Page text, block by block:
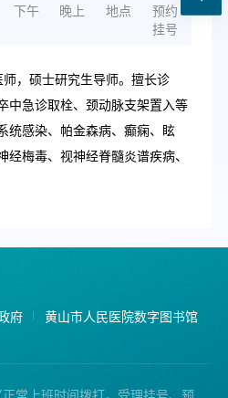
下午 晚上 地点
预约
挂号
，硕士研究生导师。擅长诊
中急诊取栓、颈动脉支架置入等
统感染、帕金森病、癫痫、眩
梅毒、视神经脊髓炎谱疾病、
府
黄山市人民医院数字图书馆
常上班时间拨打，受理挂号、预